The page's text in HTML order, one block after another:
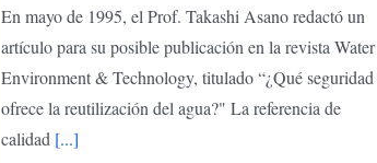
En mayo de 1995, el Prof. Takashi Asano redactó un
artículo para su posible publicación en la revista Water
Environment & Technology, titulado “¿Qué seguridad
ofrece la reutilización del agua?" La referencia de
calidad [...]